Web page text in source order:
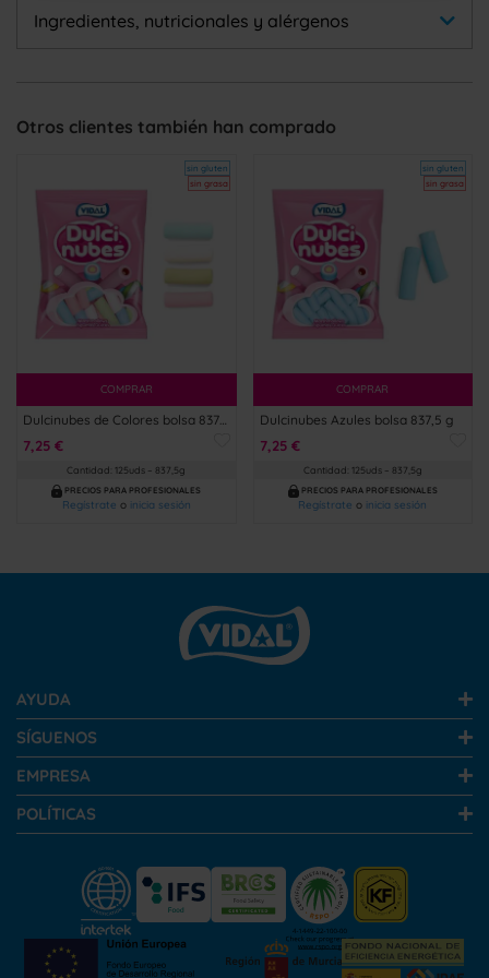
Ingredientes, nutricionales y alérgenos
Otros clientes también han comprado
sin gluten
sin grasa
COMPRAR
7,25 €
Cantidad: 125uds – 837,5g
PRECIOS PARA PROFESIONALES
Regístrate o inicia sesión
sin gluten
sin grasa
COMPRAR
Dulcinubes Azules bolsa 837,5 g
7,25 €
Cantidad: 125uds – 837,5g
PRECIOS PARA PROFESIONALES
Regístrate o inicia sesión
AYUDA
SÍGUENOS
EMPRESA
POLÍTICAS